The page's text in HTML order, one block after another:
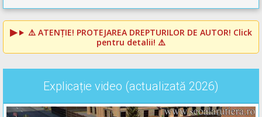
⚠️ ATENȚIE! PROTEJAREA DREPTURILOR DE AUTOR! Click
pentru detalii! ⚠️
Explicație video (actualizată 2026)